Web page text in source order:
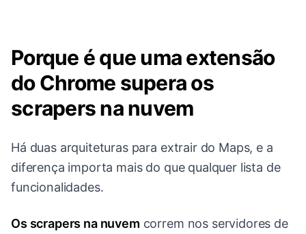
Porque é que uma extensão
do Chrome supera os
scrapers na nuvem
Há duas arquiteturas para extrair do Maps, e a
diferença importa mais do que qualquer lista de
funcionalidades.
Os scrapers na nuvem correm nos servidores de